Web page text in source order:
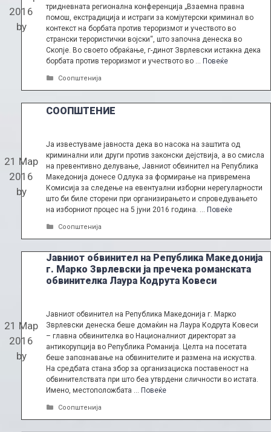
2016
by
тридневната регионална конференција „Взаемна правна
помош, екстрадиција и истраги за комјутерски криминал во
контекст на борбата против тероризмот и учеството во
странски терористички војски“, што започна денеска во
Скопје. Во своето обраќање, г-динот Зврлевски истакна дека
борбата против тероризмот и учеството во … Повеќе
Categories
Соопштенија
СООПШТЕНИЕ
21 Мар
2016
by
Ја известуваме јавноста дека во насока на заштита од
криминални или други против законски дејствија, а во смисла
на превентивно делување, Јавниот обвинител на Република
Македонија донесе Одлука за формирање на привремена
Комисија за следење на евентуални изборни нерегуларности
што би биле сторени при организирањето и спроведувањето
на изборниот процес на 5 јуни 2016 година. … Повеќе
Categories
Соопштенија
Јавниот обвинител на Република Македонија
г. Марко Зврлевски ја пречека романската
обвинителка Лаура Кодрута Ковеси
21 Мар
2016
by
Јавниот обвинител на Република Македонија г. Марко
Зврлевски денеска беше домаќин на Лаура Кодрута Ковеси
– главна обвинителка во Националниот директорат за
антикорупција во Република Романија. Целта на посетата
беше запознавање на обвинителите и размена на искуства.
На средбата стана збор за организациска поставеност на
обвинителствата при што беа утврдени сличности во истата.
Имено, местоположбата … Повеќе
Categories
Соопштенија